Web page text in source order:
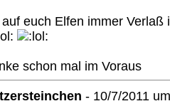
auf euch Elfen immer
schon mal im Voraus
- 10/7/2011